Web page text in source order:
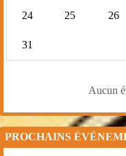
24 25 26
31
Aucun
PROCHAINS